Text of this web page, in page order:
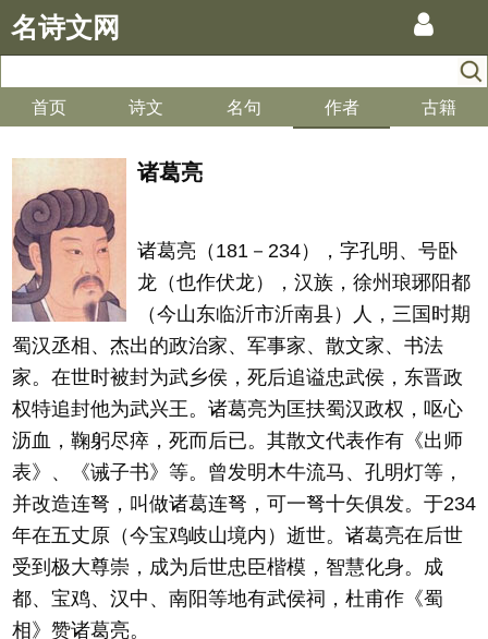
名诗文网
首页 诗文 名句 作者 古籍
诸葛亮
诸葛亮（181－234），字孔明、号卧
龙（也作伏龙），汉族，徐州琅琊阳都
（今山东临沂市沂南县）人，三国时期
蜀汉丞相、杰出的政治家、军事家、散文家、书法
家。在世时被封为武乡侯，死后追谥忠武侯，东晋政
权特追封他为武兴王。诸葛亮为匡扶蜀汉政权，呕心
沥血，鞠躬尽瘁，死而后已。其散文代表作有《出师
表》、《诫子书》等。曾发明木牛流马、孔明灯等，
并改造连弩，叫做诸葛连弩，可一弩十矢俱发。于234
年在五丈原（今宝鸡岐山境内）逝世。诸葛亮在后世
受到极大尊崇，成为后世忠臣楷模，智慧化身。成
都、宝鸡、汉中、南阳等地有武侯祠，杜甫作《蜀
相》赞诸葛亮。